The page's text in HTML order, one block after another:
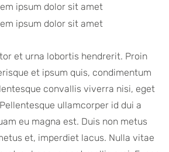
ipsum dolor sit amet
ipsum dolor sit amet
et urna lobortis hendrerit. Proin
et ipsum quis, condimentum
convallis viverra nisi, eget
ullamcorper id dui a
eu magna est. Duis non metus
et, imperdiet lacus. Nulla vitae